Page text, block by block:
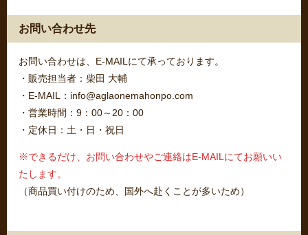
お問い合わせ先
お問い合わせは、E-MAILにて承っております。
・販売担当者：柴田 大輔
・E-MAIL：info@aglaonemahonpo.com
・営業時間：9：00～20：00
・定休日：土・日・祝日
※できるだけ、お問い合わせやご連絡はE-MAILにてお願いい
たします。
（商品買い付けのため、国外へ赴くことが多いため）